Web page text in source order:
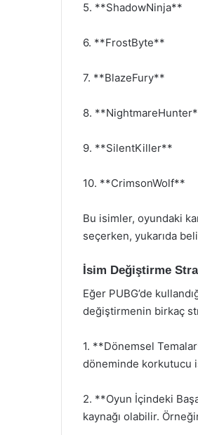
5. **ShadowNinja**
6. **FrostByte**
7. **BlazeFury**
8.
9. **SilentKiller**
10. **CrimsonWolf**
Bu isimler, oyundaki
seçerken, yukarıda
İsim Değiştirme
Eğer PUBG’de
değiştirmenin birkaç
1. **Dönemsel
döneminde korkutucu
2. **Oyun İçindeki
kaynağı olabilir.